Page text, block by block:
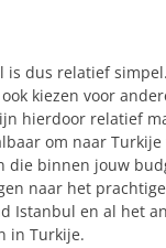
dus relatief
kiezen voor
hierdoor relatief
om naar
die binnen jouw
naar het
Istanbul en al het
in Turkije.